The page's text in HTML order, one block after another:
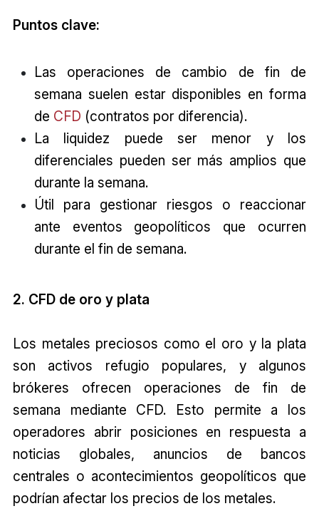
Puntos clave:
Las operaciones de cambio de fin de
semana suelen estar disponibles en forma
de CFD (contratos por diferencia).
La liquidez puede ser menor y los
diferenciales pueden ser más amplios que
durante la semana.
Útil para gestionar riesgos o reaccionar
ante eventos geopolíticos que ocurren
durante el fin de semana.
2. CFD de oro y plata
Los metales preciosos como el oro y la plata
son activos refugio populares, y algunos
brókeres ofrecen operaciones de fin de
semana mediante CFD. Esto permite a los
operadores abrir posiciones en respuesta a
noticias globales, anuncios de bancos
centrales o acontecimientos geopolíticos que
podrían afectar los precios de los metales.